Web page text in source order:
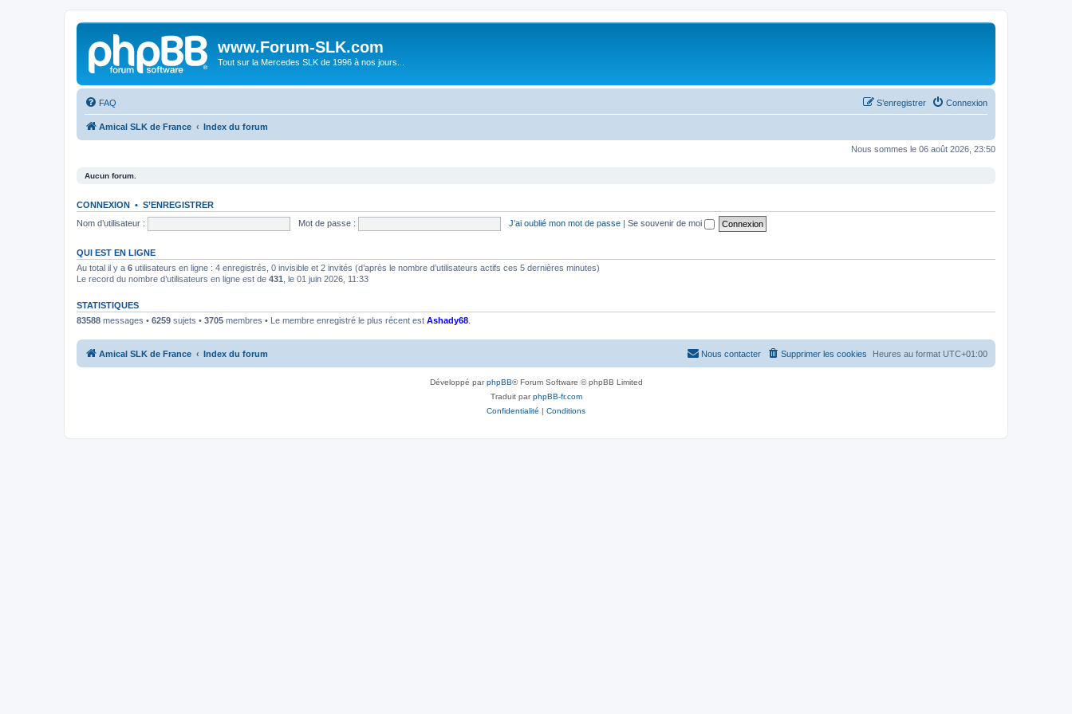
www.Forum-SLK.com
Tout sur la Mercedes SLK de 1996 à nos jours...
FAQ Connexion
S’enregistrer
Amical SLK de France Index du forum
Nous sommes le 06 août 2026, 23:50
Aucun forum.
CONNEXION • S’ENREGISTRER
Nom d’utilisateur :
Mot de passe : J’ai oublié mon mot de passe | Se souvenir de moi
QUI EST EN LIGNE
Au total il y a 6 utilisateurs en ligne : 4 enregistrés, 0 invisible et 2 invités (d’après le nombre d’utilisateurs actifs ces 5 dernières minutes)
Le record du nombre d’utilisateurs en ligne est de 431 , le 01 juin 2026, 11:33
STATISTIQUES
83588 messages • 6259 sujets • 3705 membres • Le membre enregistré le plus récent est Ashady68
Amical SLK de France Index du forum Heures au format UTC+01:00
Supprimer les cookies
Nous contacter
Développé parphpBB® Forum Software © phpBB Limited
Traduit parphpBB-fr.com
Confidentialité | Conditions